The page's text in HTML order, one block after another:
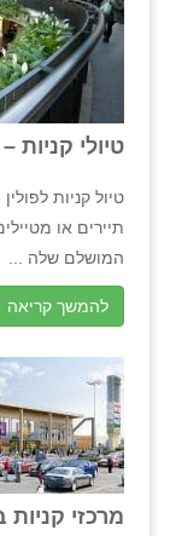
טיולי קניות – Shopping Tour to Poland
טיול קניות
תיירים או
המושלם שלה ...
להמשך קריאה
מרכזי